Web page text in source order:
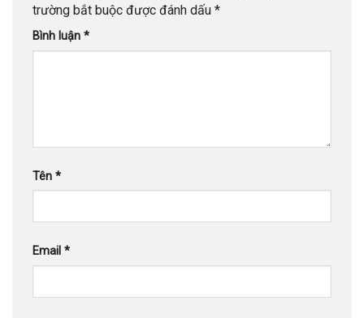
trường bắt buộc được đánh dấu *
Bình luận *
Tên *
Email *